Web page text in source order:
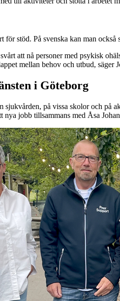
för stöd. På svenska kan man
att nå personer med psykisk
mellan behov och utbud,
i Göteborg
sjukvården, på vissa skolor och
nya jobb tillsammans med Åsa